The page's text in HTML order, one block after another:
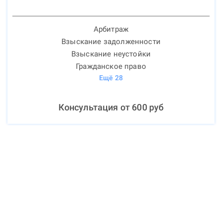
Арбитраж
Взыскание задолженности
Взыскание неустойки
Гражданское право
Ещё 28
Консультация от 600руб